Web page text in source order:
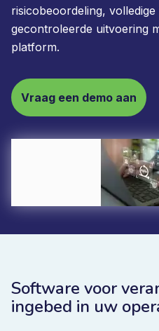
risicobeoordeling,
gecontroleerde uitvoering
platform.
Vraag een demo aan
Software voor
ingebed in uw